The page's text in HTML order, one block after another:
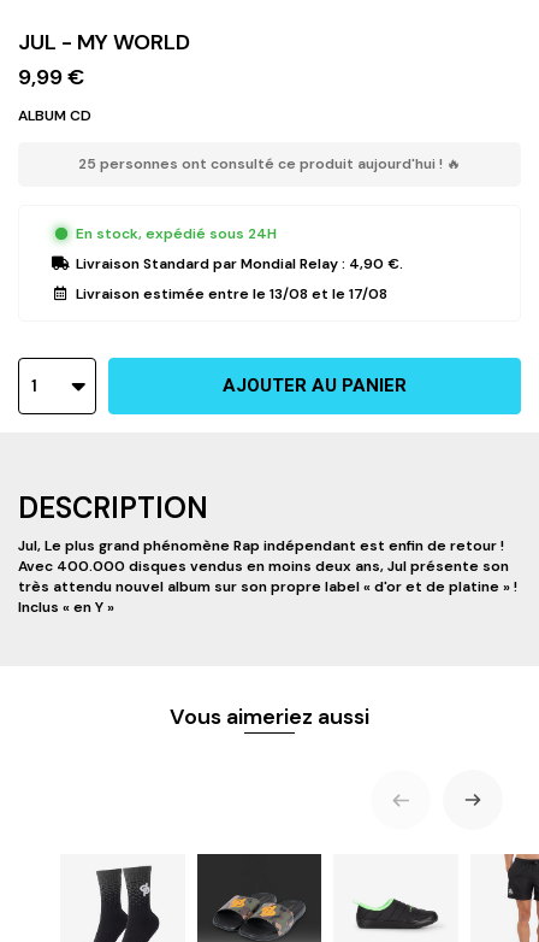
JUL - MY WORLD
9,99 €
ALBUM CD
25 personnes ont consulté ce produit aujourd'hui ! 🔥
En stock, expédié sous 24H
Livraison Standardpar Mondial Relay : 4,90 €.
Livraison estimée entre le13/08 et le17/08
1 AJOUTER AU PANIER
DESCRIPTION
Jul, Le plus grand phénomène Rap indépendant est enfin de retour !
Avec 400.000 disques vendus en moins deux ans, Jul présente son
très attendu nouvel album sur son propre label « d'or et de platine » !
Inclus « en Y »
Vous aimeriez aussi